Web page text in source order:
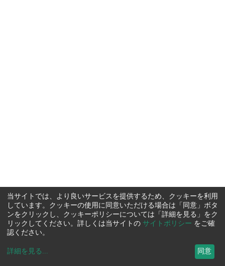
当サイトでは、より良いサービスを提供するため、クッキーを利用
しています。クッキーの使用に同意いただける場合は「同意」ボタ
ンをクリックし、クッキーポリシーについては「詳細を見る」をク
リックしてください。詳しくは当サイトの サイトポリシー をご確
認ください。
詳細を見る ... 同意